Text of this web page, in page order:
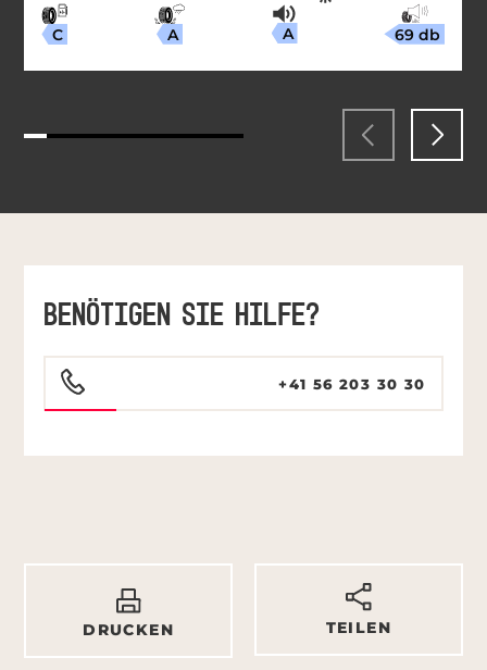
C A A 69 db
BENÖTIGEN SIE HILFE?
+41 56 203 30 30
DRUCKEN TEILEN